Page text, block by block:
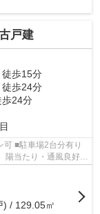
戸建
徒歩15分
徒歩24分
歩24分
■駐車場2台分有り
当たり・通風良好 ■
) / 129.05㎡